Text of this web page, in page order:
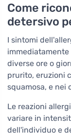
Come
detersivo
I sintomi
diverse ore o
prurito, eruzioni
squamosa, e nei
Le reazioni
variare in
dell'individuo e